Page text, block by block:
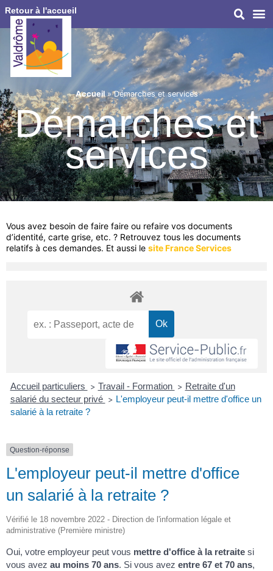
Retour à l'accueil
Accueil»Démarches et services
Démarches et
services
Vous avez besoin de faire faire ou refaire vos documents
d’identité, carte grise, etc. ? Retrouvez tous les documents
relatifs à ces demandes. Et aussi le site France Services
Accueil particuliers > Travail - Formation > Retraite d'un
salarié du secteur privé > L'employeur peut-il mettre d'office un
salarié à la retraite ?
Question-réponse
L'employeur peut-il mettre d'office
un salarié à la retraite ?
Vérifié le 18 novembre 2022 - Direction de l'information légale et
administrative (Première ministre)
Oui, votre employeur peut vous mettre d'office à la retraite si
vous avez au moins 70 ans. Si vous avez entre 67 et 70 ans,